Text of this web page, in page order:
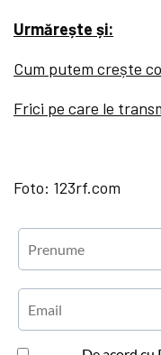
Urmărește și:
Cum putem crește
Frici pe care le
Foto: 123rf.com